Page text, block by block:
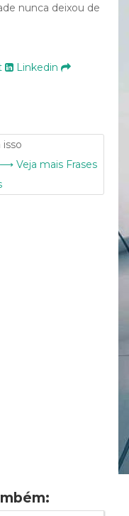
nunca deixou de
Linkedin
isso
Veja mais Frases